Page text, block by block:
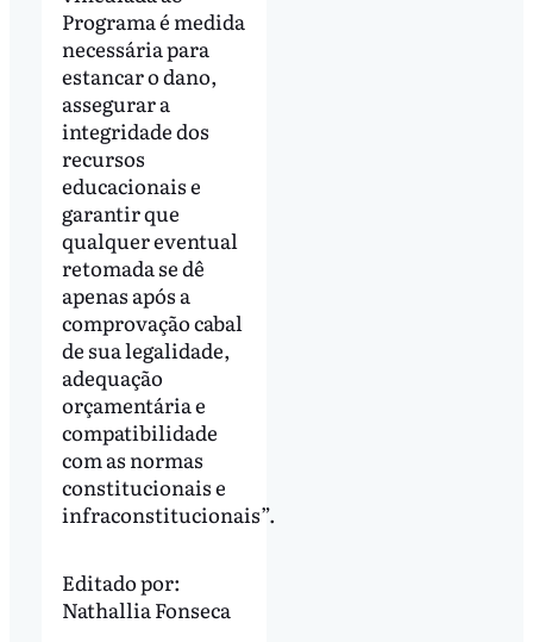
Programa é medida
necessária para
estancar o dano,
assegurar a
integridade dos
recursos
educacionais e
garantir que
qualquer eventual
retomada se dê
apenas após a
comprovação cabal
de sua legalidade,
adequação
orçamentária e
compatibilidade
com as normas
constitucionais e
infraconstitucionais”.
Editado por:
Nathallia Fonseca